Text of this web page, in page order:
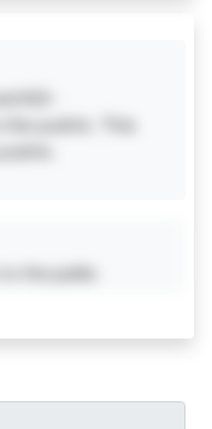
#10 -
public. This
the public.